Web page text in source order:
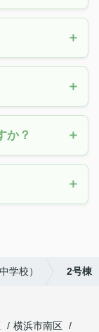
か？
学校） 2号棟
横浜市南区